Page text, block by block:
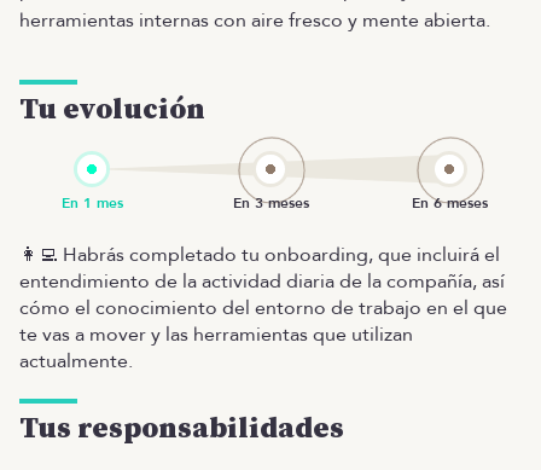
herramientas internas con aire fresco y mente abierta.
Tu evolución
👩‍💻 Habrás completado tu onboarding, que incluirá el
entendimiento de la actividad diaria de la compañía, así
cómo el conocimiento del entorno de trabajo en el que
te vas a mover y las herramientas que utilizan
actualmente.
Tus responsabilidades